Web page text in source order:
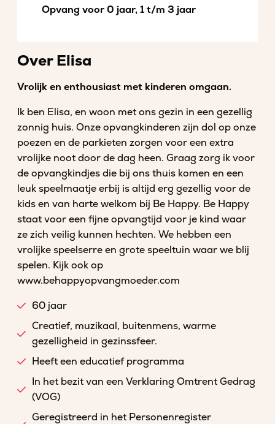
Opvang voor 0 jaar, 1 t/m 3 jaar
Over Elisa
Vrolijk en enthousiast met kinderen omgaan.
Ik ben Elisa, en woon met ons gezin in een gezellig
zonnig huis. Onze opvangkinderen zijn dol op onze
poezen en de parkieten zorgen voor een extra
vrolijke noot door de dag heen. Graag zorg ik voor
de opvangkindjes die bij ons thuis komen en een
leuk speelmaatje erbij is altijd erg gezellig voor de
kids en van harte welkom bij Be Happy. Be Happy
staat voor een fijne opvangtijd voor je kind waar
ze zich veilig kunnen hechten. We hebben een
vrolijke speelserre en grote speeltuin waar we blij
spelen. Kijk ook op
www.behappyopvangmoeder.com
60 jaar
Creatief, muzikaal, buitenmens, warme
gezelligheid in gezinssfeer.
Heeft een educatief programma
In het bezit van een Verklaring Omtrent Gedrag
(VOG)
Geregistreerd in het Personenregister